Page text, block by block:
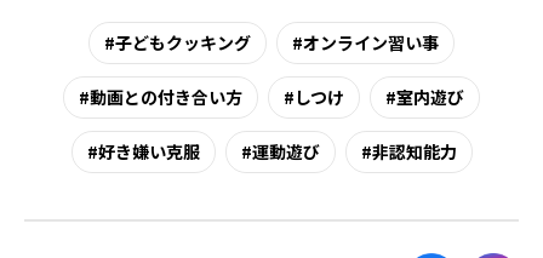
子どもクッキング オンライン習い事
動画との付き合い方 しつけ 室内遊び
好き嫌い克服 運動遊び 非認知能力